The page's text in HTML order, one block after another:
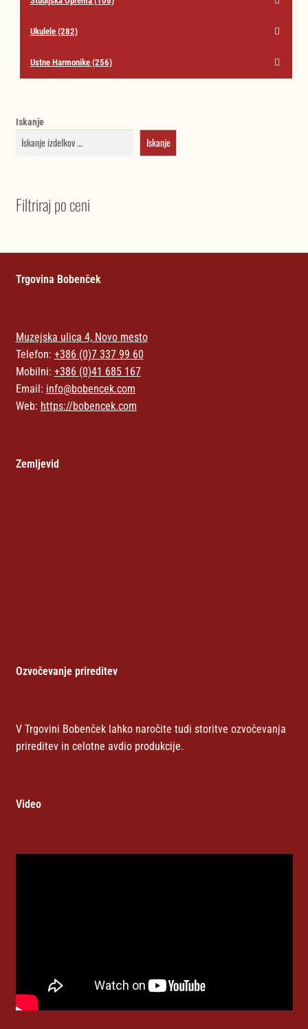
Ukulele (282)
Ustne Harmonike (256)
Iskanje
Iskanje
Filtriraj po ceni
Trgovina Bobenček
Muzejska ulica 4, Novo mesto
Telefon: +386 (0)7 337 99 60
Mobilni: +386 (0)41 685 167
Email: info@bobencek.com
Web: https://bobencek.com
Zemljevid
Ozvočevanje prireditev
V Trgovini Bobenček lahko naročite tudi storitve ozvočevanja
prireditev in celotne avdio produkcije.
Video